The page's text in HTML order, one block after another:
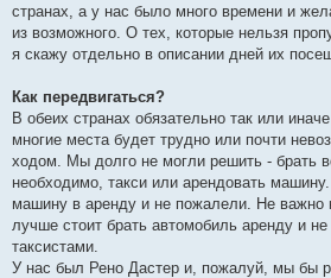
странах, а у нас было много времени и
из возможного. О тех, которые нельзя
я скажу отдельно в описании дней их
Как передвигаться?
В обеих странах обязательно так или
многие места будет трудно или почти
ходом. Мы долго не могли решить - брать
необходимо, такси или арендовать
машину в аренду и не пожалели. Не важно
лучше стоит брать автомобиль аренду и
таксистами.
У нас был Рено Дастер и, пожалуй, мы бы